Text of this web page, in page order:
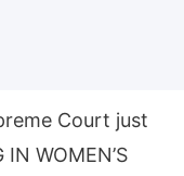
Court just
WOMEN’S